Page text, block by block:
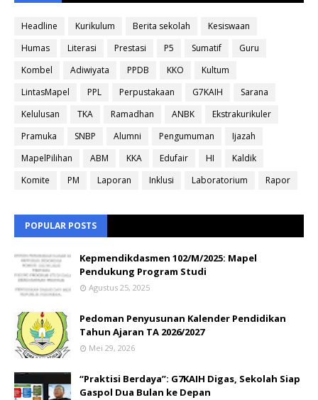
Headline Kurikulum Berita sekolah
Kesiswaan
Humas
Literasi Prestasi P5 Sumatif
Guru
Kombel
Adiwiyata PPDB KKO
Kultum
LintasMapel
PPL Perpustakaan G7KAIH
Sarana
Kelulusan
TKA Ramadhan ANBK
Ekstrakurikuler
Pramuka
SNBP Alumni Pengumuman
Ijazah
MapelPilihan
ABM KKA Edufair HI
Kaldik
Komite
PM Laporan Inklusi Laboratorium Rapor
POPULAR POSTS
Kepmendikdasmen 102/M/2025: Mapel
Pendukung Program Studi
Agustus 25, 2025
Pedoman Penyusunan Kalender Pendidikan
Tahun Ajaran TA 2026/2027
Mei 29, 2026
“Praktisi Berdaya”: G7KAIH Digas, Sekolah Siap
Gaspol Dua Bulan ke Depan